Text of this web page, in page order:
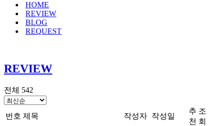
HOME
REVIEW
BLOG
REQUEST
REVIEW
전체 542
번호 제목 작성자 작성일
추
천
조
회